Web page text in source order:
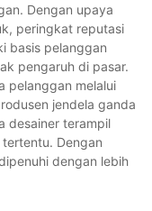
Dengan upaya
peringkat reputasi
basis pelanggan
pengaruh di pasar.
pelanggan melalui
jendela ganda
desainer terampil
Dengan
dengan lebih